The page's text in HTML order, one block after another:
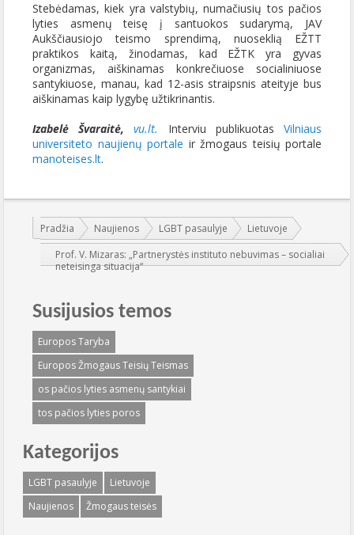
Stebėdamas, kiek yra valstybių, numačiusių tos pačios
lyties asmenų teisę į santuokos sudarymą, JAV
Aukščiausiojo teismo sprendimą, nuoseklią EŽTT
praktikos kaitą, žinodamas, kad EŽTK yra gyvas
organizmas, aiškinamas konkrečiuose socialiniuose
santykiuose, manau, kad 12-asis straipsnis ateityje bus
aiškinamas kaip lygybę užtikrinantis.
Izabelė Švaraitė,vu.lt. Interviu publikuotasVilniaus
universiteto naujienų portale ir žmogaus teisių portale
manoteises.lt.
Jūs esate čia:
Pradžia Naujienos LGBT pasaulyje
Lietuvoje
Prof. V. Mizaras: „Partnerystės instituto nebuvimas – socialiai
neteisinga situacija“
Susijusios temos
Europos Taryba
Europos Žmogaus Teisių Teismas
os pačios lyties asmenų santykiai
tos pačios lyties poros
Kategorijos
LGBT pasaulyje
Lietuvoje
Naujienos
Žmogaus teisės